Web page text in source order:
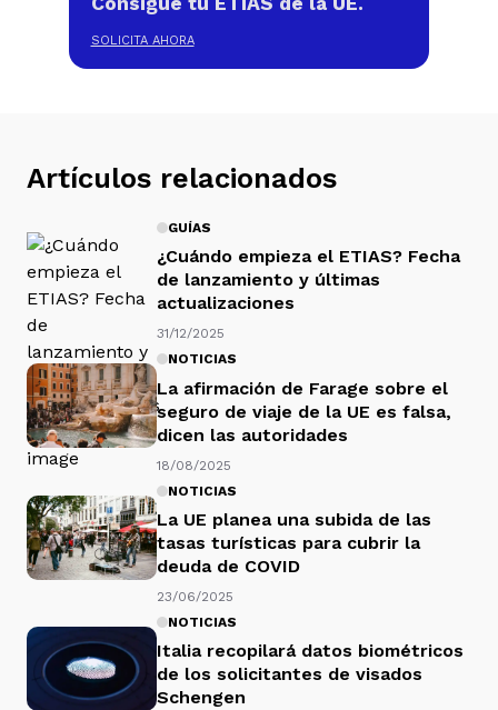
SOLICITA AHORA
Artículos relacionados
GUÍAS
¿Cuándo empieza el ETIAS? Fecha
de lanzamiento y últimas
actualizaciones
31/12/2025
NOTICIAS
La afirmación de Farage sobre el
seguro de viaje de la UE es falsa,
dicen las autoridades
18/08/2025
NOTICIAS
La UE planea una subida de las
tasas turísticas para cubrir la
deuda de COVID
23/06/2025
NOTICIAS
Italia recopilará datos biométricos
de los solicitantes de visados
Schengen